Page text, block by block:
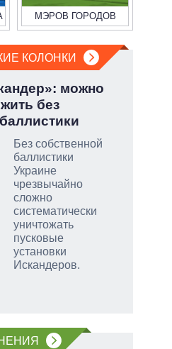
МЭРОВ ГОРОДОВ
КОЛОНКИ
можно
без
Без собственной
баллистики
Украине
чрезвычайно
сложно
систематически
уничтожать
пусковые
установки
Искандеров.